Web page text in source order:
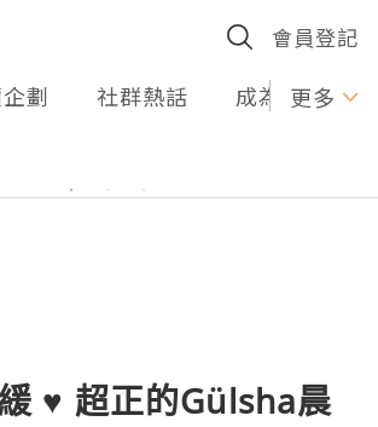
會員登記
劃 社群熱話 成為U更多
♥ 超正的Gülsha晨